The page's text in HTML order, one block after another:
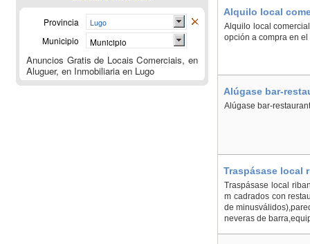
Alquilo local
Alquilo local
opción a compra en
Alúgase bar-
Alúgase bar-
Traspásase local
Traspásase local
m cadrados con
de
neveras de
Provincia Lugo
Municipio Municipio
Anuncios Gratis de Locais Comerciais, en
Aluguer, en Inmobiliaria en Lugo